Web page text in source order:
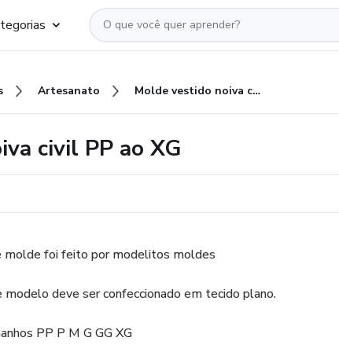
Artesanato Molde vestido noiva civil PP ao XG
civil PP ao XG
molde foi feito por modelitos moldes
modelo deve ser confeccionado em tecido plano.
PP P M G GG XG